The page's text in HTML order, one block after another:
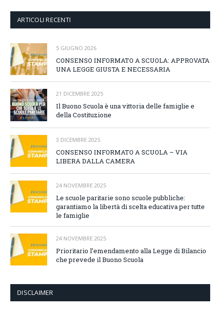
ARTICOLI RECENTI
5 GIUGNO 2026
CONSENSO INFORMATO A SCUOLA: APPROVATA
UNA LEGGE GIUSTA E NECESSARIA
21 DICEMBRE 2025
Il Buono Scuola è una vittoria delle famiglie e
della Costituzione
3 DICEMBRE 2025
CONSENSO INFORMATO A SCUOLA – VIA
LIBERA DALLA CAMERA
24 NOVEMBRE 2025
Le scuole paritarie sono scuole pubbliche:
garantiamo la libertà di scelta educativa per tutte
le famiglie
24 NOVEMBRE 2025
Prioritario l’emendamento alla Legge di Bilancio
che prevede il Buono Scuola
DISCLAIMER